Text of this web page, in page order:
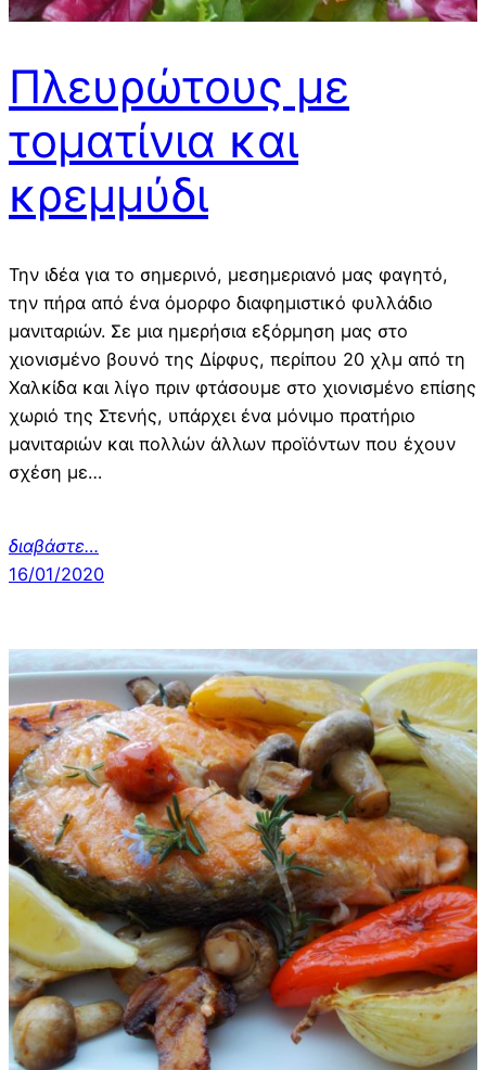
Πλευρώτους με
τοματίνια και
κρεμμύδι
Την ιδέα για το σημερινό, μεσημεριανό μας φαγητό,
την πήρα από ένα όμορφο διαφημιστικό φυλλάδιο
μανιταριών. Σε μια ημερήσια εξόρμηση μας στο
χιονισμένο βουνό της Δίρφυς, περίπου 20 χλμ από τη
Χαλκίδα και λίγο πριν φτάσουμε στο χιονισμένο επίσης
χωριό της Στενής, υπάρχει ένα μόνιμο πρατήριο
μανιταριών και πολλών άλλων προϊόντων που έχουν
σχέση με…
διαβάστε…
16/01/2020